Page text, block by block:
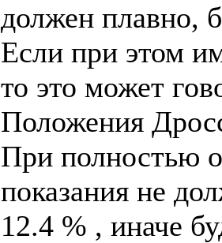
должен плавно,
Если при этом
то это может
Положения
При полностью
показания не
12.4 % , иначе